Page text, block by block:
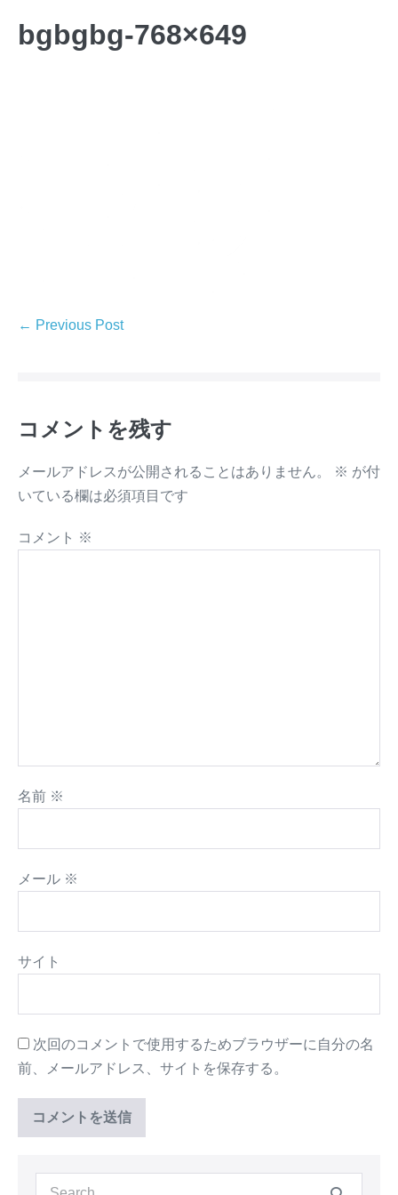
bgbgbg-768×649
← Previous Post
コメントを残す
メールアドレスが公開されることはありません。 ※ が付
いている欄は必須項目です
コメント ※
名前 ※
メール ※
サイト
次回のコメントで使用するためブラウザーに自分の名
前、メールアドレス、サイトを保存する。